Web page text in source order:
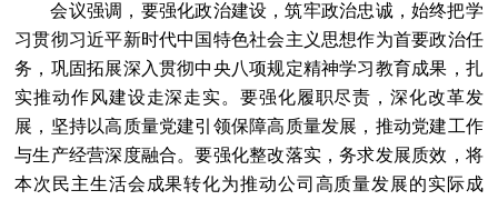
会议强调，要强化政治建设，筑牢政治忠诚，始终把学
习贯彻习近平新时代中国特色社会主义思想作为首要政治任
务，巩固拓展深入贯彻中央八项规定精神学习教育成果，扎
实推动作风建设走深走实。要强化履职尽责，深化改革发
展，坚持以高质量党建引领保障高质量发展，推动党建工作
与生产经营深度融合。要强化整改落实，务求发展质效，将
本次民主生活会成果转化为推动公司高质量发展的实际成